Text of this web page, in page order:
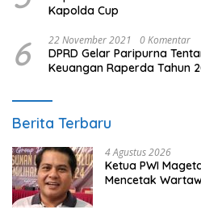
Kapolda Cup
6 22 November 2021 0 Komentar
DPRD Gelar Paripurna
Keuangan Raperda Tahun
Berita Terbaru
4 Agustus 2026
Ketua PWI
Mencetak